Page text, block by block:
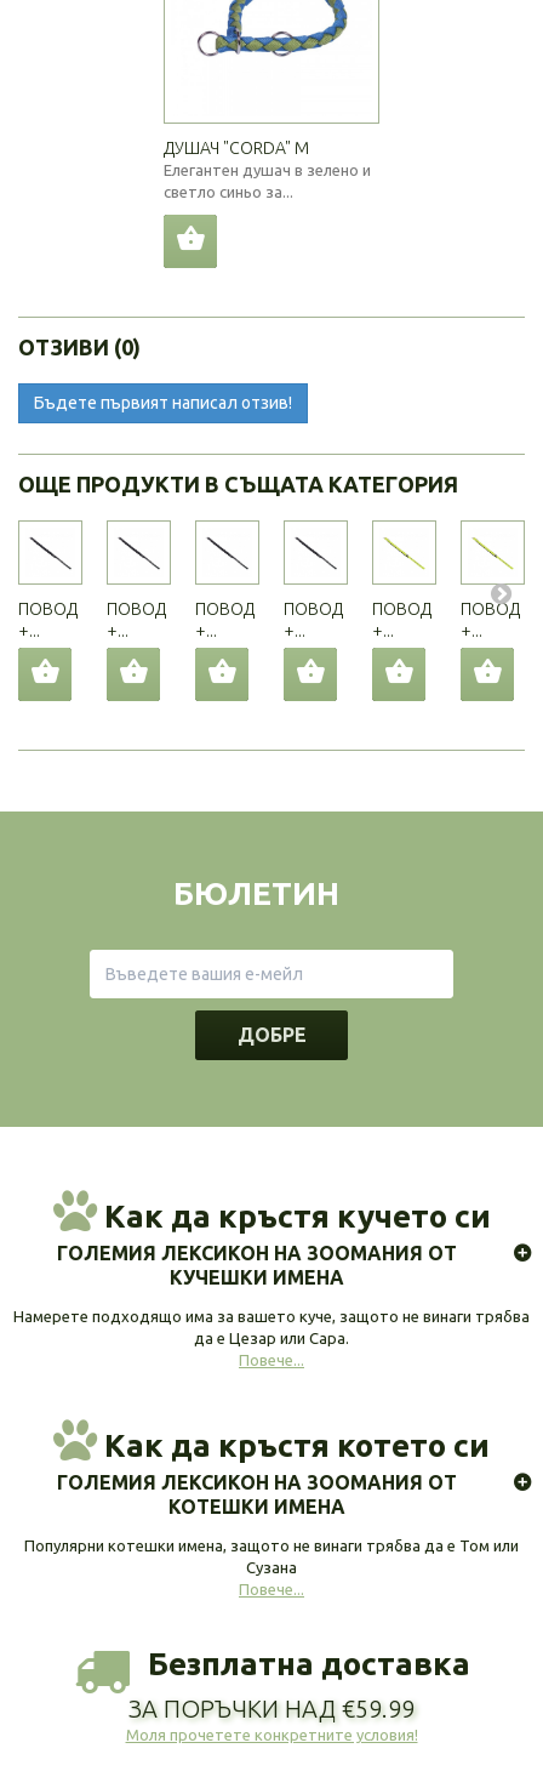
ДУШАЧ "CORDA" M
Елегантен душач в зелено и
светло синьо за...
ОТЗИВИ (0)
Бъдете първият написал отзив!
ОЩЕ ПРОДУКТИ В СЪЩАТА КАТЕГОРИЯ
ПОВОД
+...
ПОВОД
+...
ПОВОД
+...
ПОВОД
+...
ПОВОД
+...
ПОВОД
+...
БЮЛЕТИН
ДОБРЕ
Как да кръстя кучето си
ГОЛЕМИЯ ЛЕКСИКОН НА ЗООМАНИЯ ОТ
КУЧЕШКИ ИМЕНА
Намерете подходящо има за вашето куче, защото не винаги трябва
да е Цезар или Сара.
Повече...
Как да кръстя котето си
ГОЛЕМИЯ ЛЕКСИКОН НА ЗООМАНИЯ ОТ
КОТЕШКИ ИМЕНА
Популярни котешки имена, защото не винаги трябва да е Том или
Сузана
Повече...
Безплатна доставка
ЗА ПОРЪЧКИ НАД €59.99
Моля прочетете конкретните условия!